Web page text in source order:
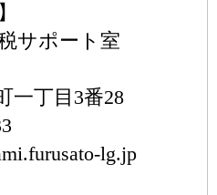
サポート室
一丁目3番28
lg.jp